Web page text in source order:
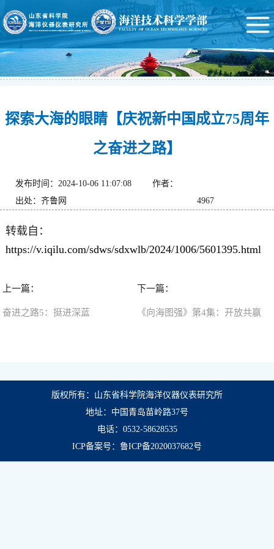
探索大海的眼睛【庆祝新中国成立75周年
之奋进之路】
发布时间：2024-10-06 11:07:08
作者：
出处：齐鲁网
4967
转载自：
https://v.iqilu.com/sdws/sdxwlb/2024/1006/5601395.html
上一篇：
奋进之路5：挺进深蓝
下一篇：
《向海图强》第4集：开放共赢
版权所有：山东省科学院海洋仪器仪表研究所
地址：中国青岛苗岭路37号
电话：0532-58628535
ICP备案号：鲁ICP备2020037682号